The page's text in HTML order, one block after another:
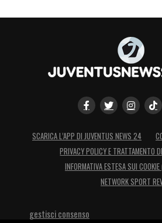
SCARICA L’APP DI JUVENTUS NEWS 24
PRIVACY POLICY E TRATTAMENTO
INFORMATIVA ESTESA SUI
NETWORK SPORT
gestisci consenso